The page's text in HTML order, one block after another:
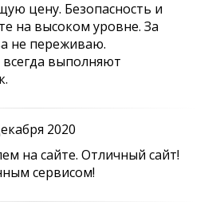
цену. Безопасность и
на высоком уровне. За
не переживаю.
выполняют
2020
на сайте. Отличный сайт!
сервисом!